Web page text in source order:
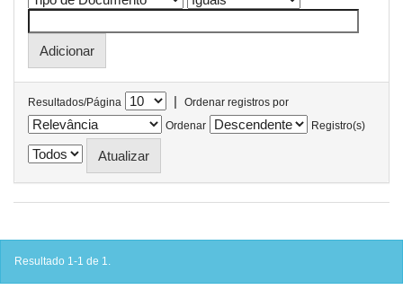
Resultados/Página |
Ordenar registros por
Ordenar
Registro(s)
Resultado 1-1 de 1.